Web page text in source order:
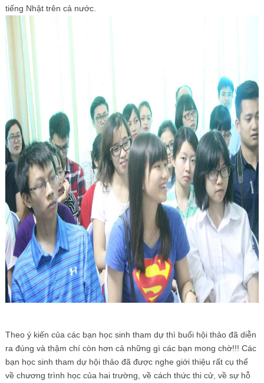
tiếng Nhật trên cả nước.
Theo ý kiến của các bạn học sinh tham dự thì buổi hội thảo đã diễn
ra đúng và thậm chí còn hơn cả những gì các bạn mong chờ!!! Các
bạn học sinh tham dự hội thảo đã được nghe giới thiệu rất cụ thể
về chương trình học của hai trường, về cách thức thi cử, về sự hỗ